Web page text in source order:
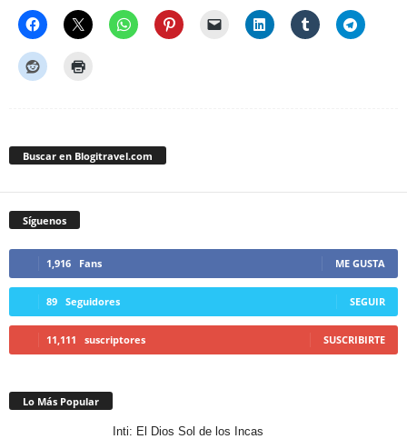
Buscar en Blogitravel.com
Síguenos
1,916 Fans ME GUSTA
89 Seguidores SEGUIR
11,111 suscriptores SUSCRIBIRTE
Lo Más Popular
Inti: El Dios Sol de los Incas